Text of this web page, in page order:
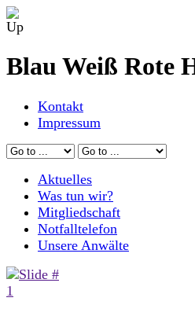
Blau Weiß Rote
Kontakt
Impressum
Aktuelles
Was tun wir?
Mitgliedschaft
Notfalltelefon
Unsere Anwälte